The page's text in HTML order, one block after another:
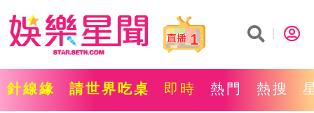
1
針線緣 請世界吃桌 即時 熱門 熱搜